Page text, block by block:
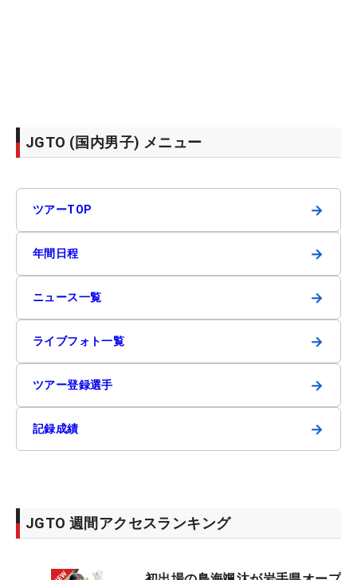
JGTO (国内男子) メニュー
ツアーTOP →
年間日程 →
ニュース一覧 →
ライブフォト一覧 →
ツアー登録選手 →
記録成績 →
JGTO 週間アクセスランキング